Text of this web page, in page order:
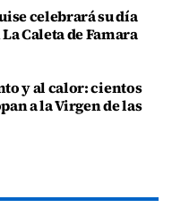
celebrará su día
Caleta de Famara
y al calor: cientos
a la Virgen de las